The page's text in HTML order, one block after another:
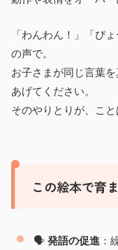
「わんわん！」「ぴ
の声で。
お子さまが同じ言葉
あげてください。
そのやりとりが、こ
この絵本で育
🗣️ 発語の促進 ：